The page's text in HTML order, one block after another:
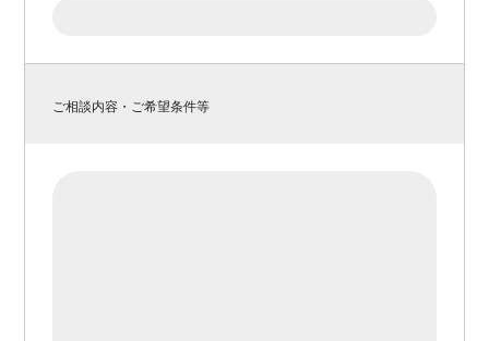
ご相談内容・ご希望条件等